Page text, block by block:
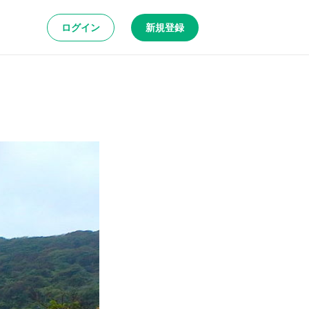
ログイン 新規登録